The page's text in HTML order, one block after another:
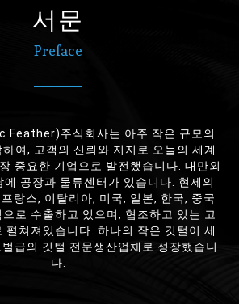
서문
Preface
Feather)주식회사는 아주 작은 규모의
여, 고객의 신뢰와 지지로 오늘의 세계
중요한 기업으로 발전했습니다. 대만외
공장과 물류센터가 있습니다. 현제의
랑스, 이탈리아, 미국, 일본, 한국, 중국
로 수출하고 있으며, 협조하고 있는 고
펼쳐져있습니다. 하나의 작은 깃털이 세
급의 깃털 전문생산업체로 성장했습니
다.